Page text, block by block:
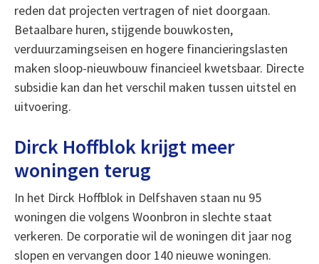
reden dat projecten vertragen of niet doorgaan.
Betaalbare huren, stijgende bouwkosten,
verduurzamingseisen en hogere financieringslasten
maken sloop-nieuwbouw financieel kwetsbaar. Directe
subsidie kan dan het verschil maken tussen uitstel en
uitvoering.
Dirck Hoffblok krijgt meer
woningen terug
In het Dirck Hoffblok in Delfshaven staan nu 95
woningen die volgens Woonbron in slechte staat
verkeren. De corporatie wil de woningen dit jaar nog
slopen en vervangen door 140 nieuwe woningen.